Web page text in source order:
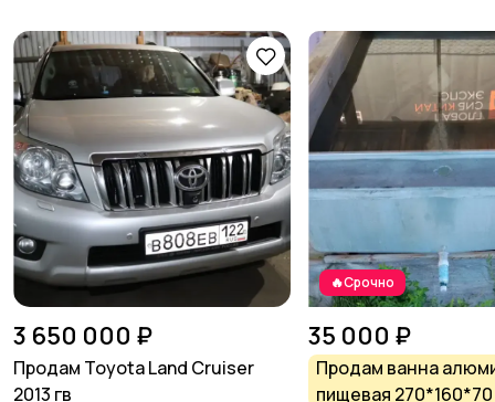
3 650 000 ₽
Продам Toyota Land Cruiser
2013 гв
🔥Срочно
35 000 ₽
Продам ванна
пищевая 270*160*70